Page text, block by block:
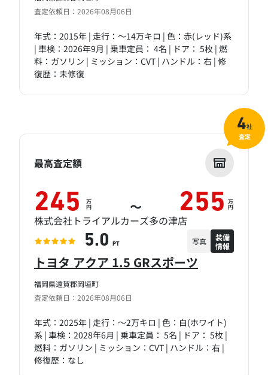
査定依頼日：2026年08月06日
年式：2015年 | 走行：～14万キロ | 色：赤(レッド)系
| 車検：2026年9月 | 乗車定員： 4名 | ドア： 5枚 | 燃
料：ガソリン | ミッション：CVT | ハンドル：右 | 修
復歴：未修復
福岡県遠賀郡岡垣町
査定依頼日：2026年08月06日
トヨタ アクア 1.5 GRスポーツ
年式：2025年 | 走行：～2万キロ | 色：白(ホワイト)
系 | 車検：2028年6月 | 乗車定員： 5名 | ドア： 5枚 |
燃料：ガソリン | ミッション：CVT | ハンドル：右 |
修復歴：なし
最高査定額
245 万
円 ～ 255 万
円
株式会社トライアルカーズ多の津店
5.0 PT 写真
装備
情報
4社
査定